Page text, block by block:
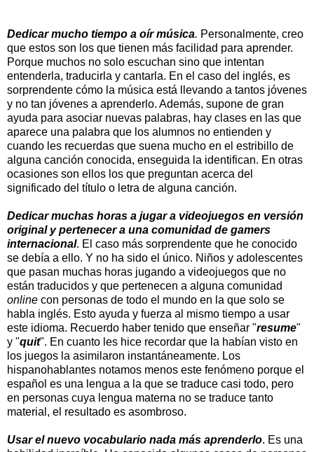
Dedicar mucho tiempo a oír música. Personalmente, creo
que estos son los que tienen más facilidad para aprender.
Porque muchos no solo escuchan sino que intentan
entenderla, traducirla y cantarla. En el caso del inglés, es
sorprendente cómo la música está llevando a tantos jóvenes
y no tan jóvenes a aprenderlo. Además, supone de gran
ayuda para asociar nuevas palabras, hay clases en las que
aparece una palabra que los alumnos no entienden y
cuando les recuerdas que suena mucho en el estribillo de
alguna canción conocida, enseguida la identifican. En otras
ocasiones son ellos los que preguntan acerca del
significado del título o letra de alguna canción.
Dedicar muchas horas a jugar a videojuegos en versión
original y pertenecer a una comunidad de gamers
internacional. El caso más sorprendente que he conocido
se debía a ello. Y no ha sido el único. Niños y adolescentes
que pasan muchas horas jugando a videojuegos que no
están traducidos y que pertenecen a alguna comunidad
online con personas de todo el mundo en la que solo se
habla inglés. Esto ayuda y fuerza al mismo tiempo a usar
este idioma. Recuerdo haber tenido que enseñar "resume"
y "quit". En cuanto les hice recordar que la habían visto en
los juegos la asimilaron instantáneamente. Los
hispanohablantes notamos menos este fenómeno porque el
español es una lengua a la que se traduce casi todo, pero
en personas cuya lengua materna no se traduce tanto
material, el resultado es asombroso.
Usar el nuevo vocabulario nada más aprenderlo. Es una